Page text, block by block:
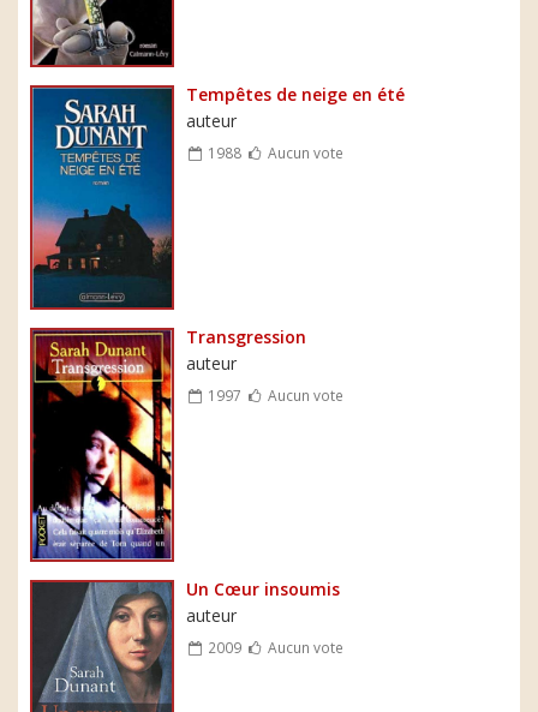
Tempêtes de neige en été
auteur
1988 Aucun vote
Transgression
auteur
1997 Aucun vote
Un Cœur insoumis
auteur
2009 Aucun vote